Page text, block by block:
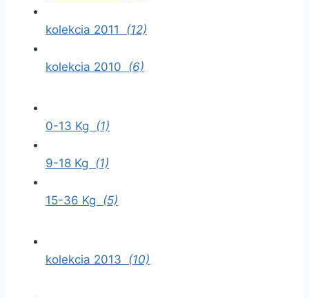
kolekcia 2011 (12)
kolekcia 2010 (6)
0-13 Kg (1)
9-18 Kg (1)
15-36 Kg (5)
kolekcia 2013 (10)